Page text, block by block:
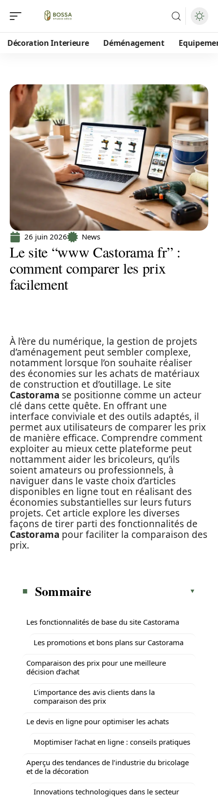
Décoration Interieure Déménagement
26 juin 2026 News
Le site “www Castorama fr” :
comment comparer les prix
facilement
À l’ère du numérique, la gestion de projets
d’aménagement peut sembler complexe,
notamment lorsque l’on souhaite réaliser
des économies sur les achats de matériaux
de construction et d’outillage. Le site
Castorama se positionne comme un acteur
clé dans cette quête. En offrant une
interface conviviale et des outils adaptés, il
permet aux utilisateurs de comparer les prix
de manière efficace. Comprendre comment
exploiter au mieux cette plateforme peut
nottamment aider les bricoleurs, qu’ils
soient amateurs ou professionnels, à
naviguer dans le vaste choix d’articles
disponibles en ligne tout en réalisant des
économies substantielles sur leurs futurs
projets. Cet article explore les diverses
façons de tirer parti des fonctionnalités de
Castorama pour faciliter la comparaison des
prix.
Sommaire
Les fonctionnalités de base du site Castorama
Les promotions et bons plans sur Castorama
Comparaison des prix pour une meilleure
décision d’achat
L’importance des avis clients dans la
comparaison des prix
Le devis en ligne pour optimiser les achats
Moptimiser l’achat en ligne : conseils pratiques
Aperçu des tendances de l’industrie du bricolage
et de la décoration
Innovations technologiques dans le secteur